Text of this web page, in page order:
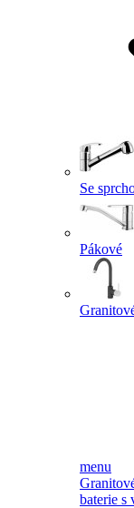
Se
Pákové
menu
baterie s